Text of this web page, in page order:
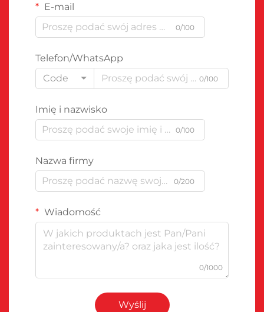
E-mail
0/100
Telefon/WhatsApp
Code
0/100
Imię i nazwisko
0/100
Nazwa firmy
0/200
Wiadomość
0/1000
Wyślij